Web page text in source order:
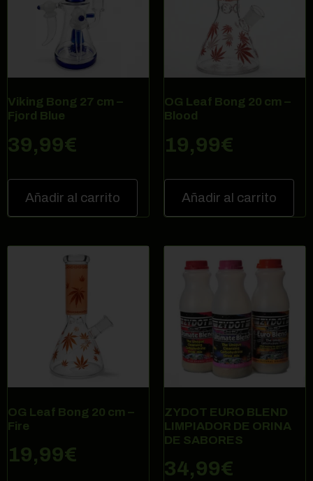
Viking Bong 27 cm –
Fjord Blue
39,99€
Añadir al carrito
OG Leaf Bong 20 cm –
Blood
19,99€
Añadir al carrito
OG Leaf Bong 20 cm –
Fire
19,99€
ZYDOT EURO BLEND
LIMPIADOR DE ORINA
DE SABORES
34,99€